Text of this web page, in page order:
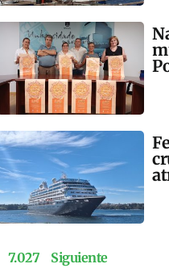
7.027 Siguiente